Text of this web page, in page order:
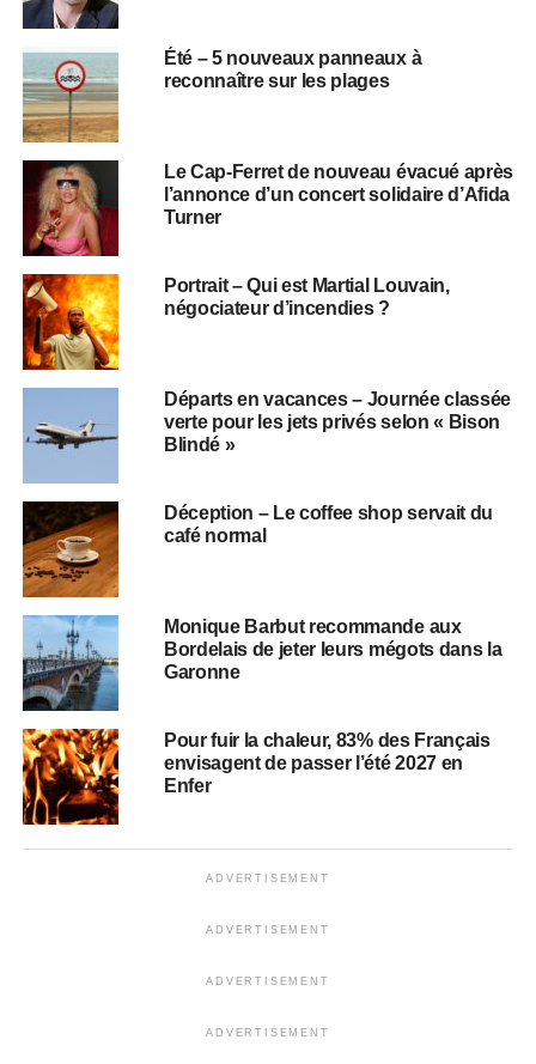
Été – 5 nouveaux panneaux à
reconnaître sur les plages
Le Cap-Ferret de nouveau évacué après
l’annonce d’un concert solidaire d’Afida
Turner
Portrait – Qui est Martial Louvain,
négociateur d’incendies ?
Départs en vacances – Journée classée
verte pour les jets privés selon « Bison
Blindé »
Déception – Le coffee shop servait du
café normal
Monique Barbut recommande aux
Bordelais de jeter leurs mégots dans la
Garonne
Pour fuir la chaleur, 83% des Français
envisagent de passer l’été 2027 en
Enfer
ADVERTISEMENT
ADVERTISEMENT
ADVERTISEMENT
ADVERTISEMENT